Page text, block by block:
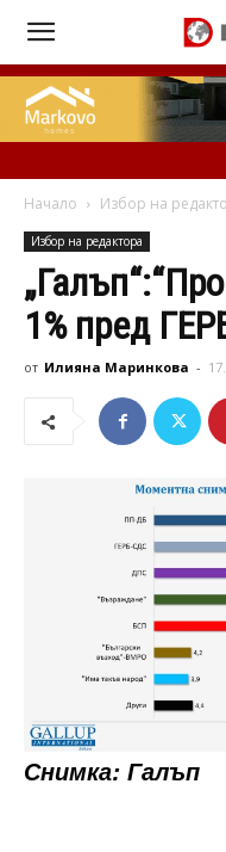
Начало Избор на
Избор на редактора
1% пред
от Илияна Маринкова -
Снимка: Галъп